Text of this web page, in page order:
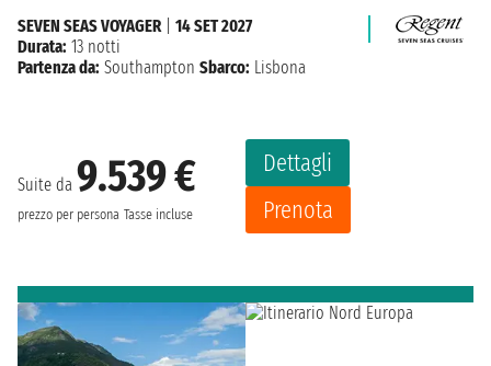
Suite da 9.539 €
prezzo per persona Tasse incluse
Dettagli
Prenota
SEVEN SEAS VOYAGER| 14 SET 2027
Durata: 13 notti
Partenza da: Southampton Sbarco: Lisbona